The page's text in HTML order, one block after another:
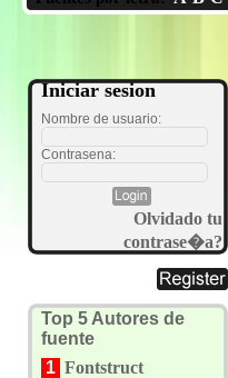
Iniciar sesion
Nombre de usuario:
Contrasena:
Olvidado tu
contrase�a?
Top 5 Autores de
fuente
1 Fontstruct